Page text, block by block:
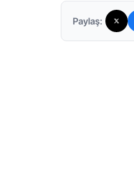
Paylaş: